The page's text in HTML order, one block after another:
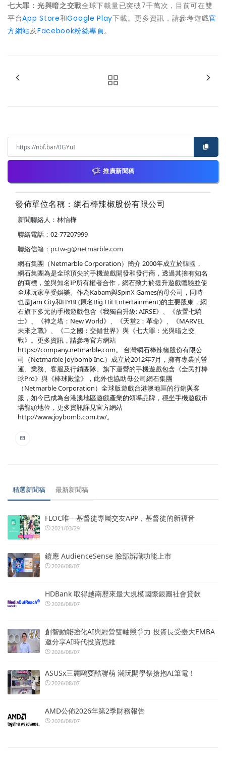
七大罪：光與暗之交戰全球下載量已突破7千萬次，目前可在雙
平台App Store和Google Play下載。更多資訊，請參考遊戲官
方網站及Facebook粉絲專頁。
推廣新聞稿
發佈單位名稱：網石棒辣椒股份有限公司
新聞聯絡人：林怡樺
聯絡電話：02-77207999
聯絡信箱： pr.tw-g@netmarble.com
網石集團（Netmarble Corporation）簡介 2000年成立於韓國，
網石集團為是全球頂尖的手機遊戲開發和發行商，透過其擁有知名
的商標，並與知名IP所有權者合作，網石致力於提升遊戲體驗並使
全球玩家享受娛樂。作為Kabam與SpinX Games的母公司，同時
也是Jam City和HYBE(原名Big Hit Entertainment)的主要股東，網
石旗下多元的手機遊戲包含《我獨自升級: AIRSE》、《放置七騎
士》、《神之塔：New World》、《天堂2：革命》、《MARVEL
未來之戰》、《二之國：交錯世界》與《七大罪：光與暗之交
戰》。更多資訊，請參考官方網站
https://company.netmarble.com。 台灣網石棒辣椒股份有限公
司（Netmarble Joybomb Inc.）成立於2012年7月，擁有專業的營
運、業務、客服及行銷團隊。旗下運營的手機遊戲包含《全民打棒
球Pro》與《棒球殿堂》，此外也協助母公司網石集團
（Netmarble Corporation）全球版遊戲台港澳地區的行銷與客
服，如今已成為台港澳地區遊戲產業的領導品牌，穩坐手機遊戲市
場龍頭地位，更多資訊詳見官方網站
http://www.joybomb.com.tw/。
精選新聞稿 最新新聞稿
FLOC唯一基督徒專屬交友APP，基督徒的新福音
2021/03/29
鎧應 AudienceSense 臉部辨識功能上市
2026/08/07
HDBank 取得越南歷來最大規模國際銀團社會貸款
2026/08/07
創智動能強化AI與經營雙軸競爭力 投資長受臺大EMBA
邀分享AI時代投資思維
2026/08/07
ASUSx三麗鷗耍酷聯萌 潮玩開學祭搶抱AI筆電！
2026/08/07
AMD公佈2026年第2季財務報告
2026/08/07